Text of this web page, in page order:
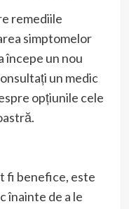
remediile
simptomelor
începe un nou
un medic
opțiunile cele
fi benefice, este
înainte de a le